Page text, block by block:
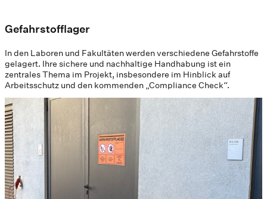
Gefahrstofflager
In den Laboren und Fakultäten werden verschiedene Gefahrstoffe
gelagert. Ihre sichere und nachhaltige Handhabung ist ein
zentrales Thema im Projekt, insbesondere im Hinblick auf
Arbeitsschutz und den kommenden „Compliance Check“.